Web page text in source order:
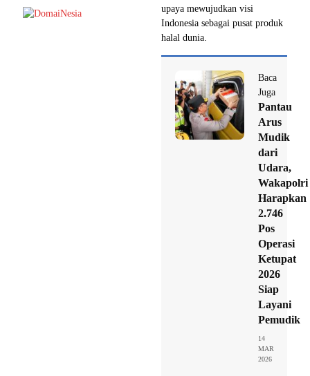
upaya mewujudkan visi
Indonesia sebagai pusat produk
halal dunia.
Baca
Juga
Pantau
Arus
Mudik
dari
Udara,
Wakapolri
Harapkan
2.746
Pos
Operasi
Ketupat
2026
Siap
Layani
Pemudik
14
MAR
2026